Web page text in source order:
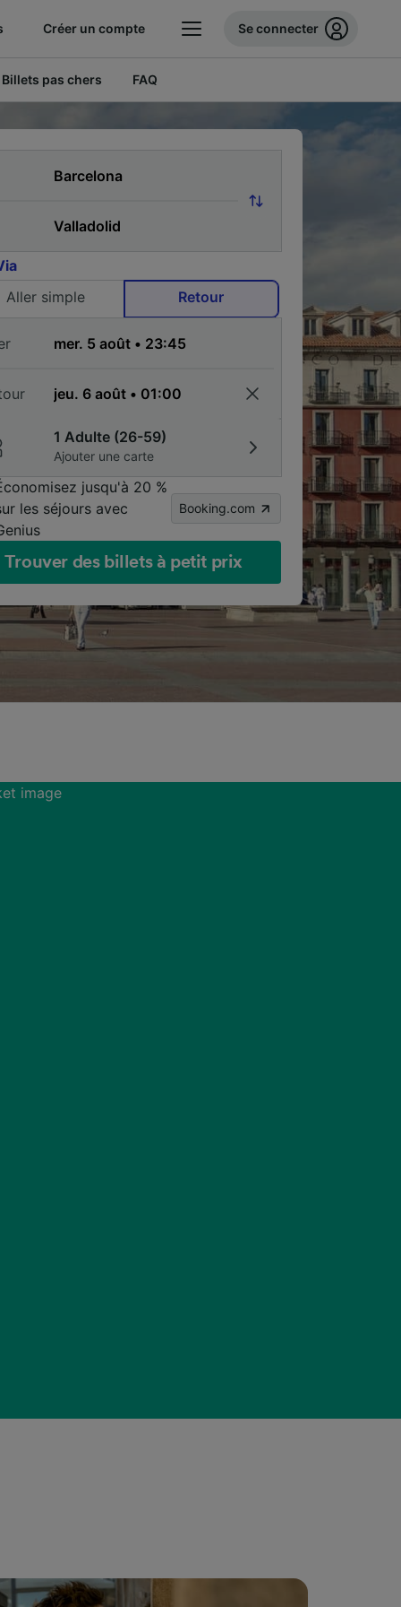
Créer un compte Se connecter
Billets pas chers FAQ
Aller simple
Retour
1 Adulte (26-59)
Ajouter une carte
jusqu'à 20 %
les séjours avec
Booking.com
Trouver des billets à petit prix